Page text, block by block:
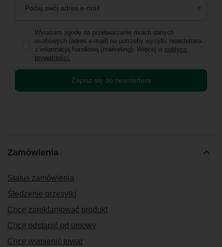
Podaj swój adres e-mail
Wyrażam zgodę na przetwarzanie moich danych
osobowych (adres e-mail) na potrzeby wysyłki newslettera
z informacją handlową (marketing). Więcej w polityce
prywatności.
Zapisz się do newslettera
Zamówienia
Status zamówienia
Śledzenie przesyłki
Chcę zareklamować produkt
Chcę odstąpić od umowy
Chcę wymienić towar